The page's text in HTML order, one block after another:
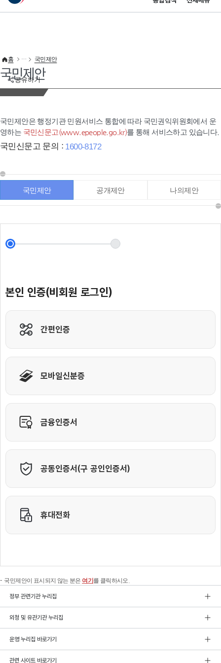
이 누리집은 대한민국 공식 전자정부 누리집입니다.
공유하기
홈 국민제안
국민제안
국민제안은 행정기관 민원서비스 통합에 따라 국민권익위원회에서 운
영하는 국민신문고(www.epeople.go.kr)를 통해 서비스하고 있습니다.
국민신문고 문의 : 1600-8172
국민제안 공개제안 나의제안
국민제안이 표시되지 않는 분은 여기 를 클릭하시오.
정부 관련기관 누리집
외청 및 유관기관 누리집
운영 누리집 바로가기
관련 사이트 바로가기